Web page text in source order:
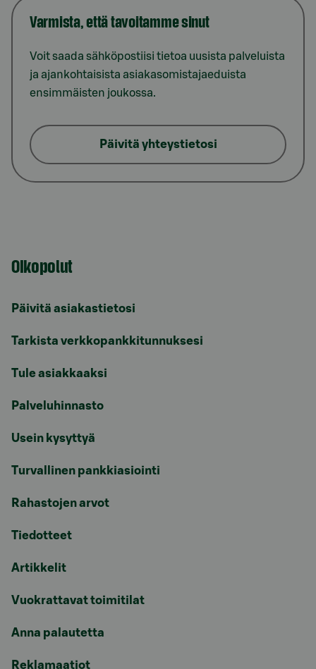
Varmista, että tavoitamme sinut
Voit saada sähköpostiisi tietoa uusista palveluista
ja ajankohtaisista asiakasomistajaeduista
ensimmäisten joukossa.
Päivitä yhteystietosi
Oikopolut
Päivitä asiakastietosi
Tarkista verkkopankkitunnuksesi
Tule asiakkaaksi
Palveluhinnasto
Usein kysyttyä
Turvallinen pankkiasiointi
Rahastojen arvot
Tiedotteet
Artikkelit
Vuokrattavat toimitilat
Anna palautetta
Reklamaatiot